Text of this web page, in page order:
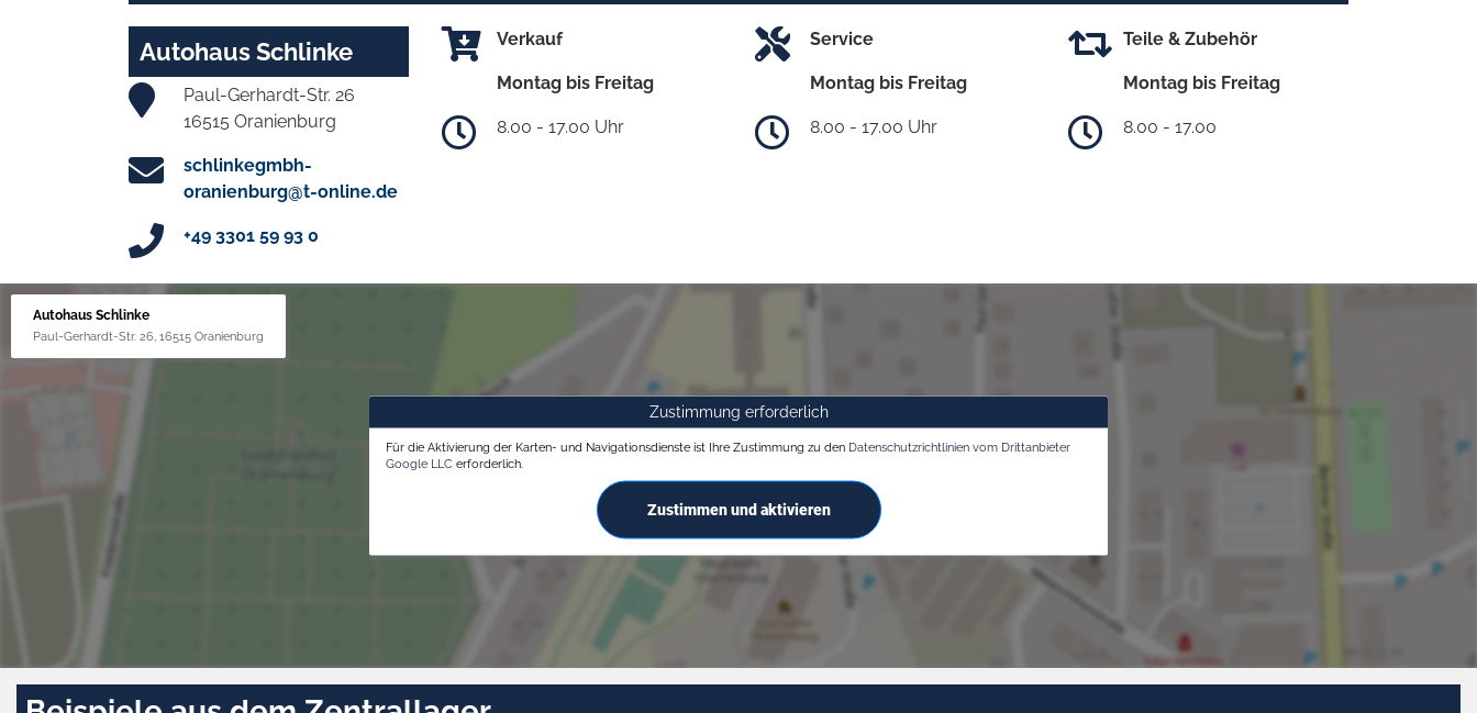
Autohaus Schlinke
Paul-Gerhardt-Str. 26
16515 Oranienburg
schlinkegmbh-
oranienburg@t-online.de
+49 3301 59 93 0
Verkauf
Montag bis Freitag
8.00 - 17.00 Uhr
Service
Montag bis Freitag
8.00 - 17.00 Uhr
Teile & Zubehör
Montag bis Freitag
8.00 - 17.00
Autohaus Schlinke
Paul-Gerhardt-Str. 26, 16515 Oranienburg
Zustimmung erforderlich
Für die Aktivierung der Karten- und Navigationsdienste ist Ihre Zustimmung zu den Datenschutzrichtlinien vom Drittanbieter
Google LLC erforderlich.
Zustimmen und aktivieren